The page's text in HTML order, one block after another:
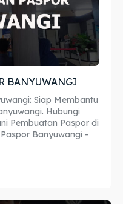
Cari
Cari
BANYUWANGI
Siap Membantu
Hubungi
Banyuwangi -